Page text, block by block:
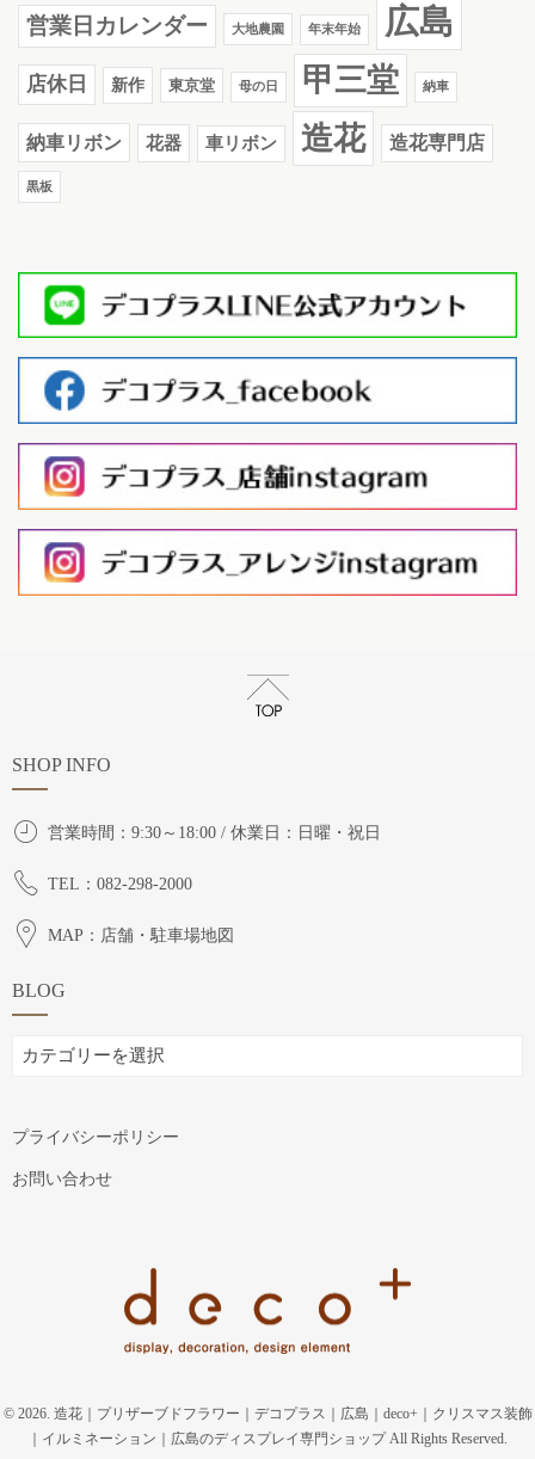
営業日カレンダー 大地農園 年末年始 広島
店休日 新作 東京堂 母の日 甲三堂 納車
納車リボン 花器 車リボン 造花 造花専門店
黒板
SHOP INFO
営業時間：9:30～18:00 / 休業日：日曜・祝日
TEL：082-298-2000
MAP：店舗・駐車場地図
BLOG
BLOG
プライバシーポリシー
お問い合わせ
© 2026. 造花｜プリザーブドフラワー｜デコプラス｜広島｜deco+｜クリスマス装飾
｜イルミネーション｜広島のディスプレイ専門ショップ All Rights Reserved.